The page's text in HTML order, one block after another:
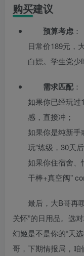
购买建议
预算考虑 ：
日常价189元，
白嫖。学生党少
需求匹配：
如果你已经玩过
感，直接冲；
如果你是纯新手
玩”练级，30天
如果你住宿舍、
干棒+真空阀”
最后，大B哥再
关怀”的日用品。选
幻姬是不是你的“天
哥，下期情报局，咱